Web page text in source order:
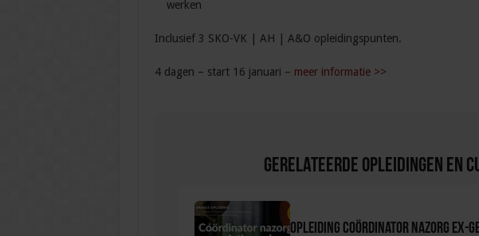
werken
Inclusief 3 SKO-VK | AH | A&O opleidingspunten.
4 dagen – start 16 januari – meer informatie >>
Gerelateerde Opleidingen en
Opleiding Coördinator nazorg ex-